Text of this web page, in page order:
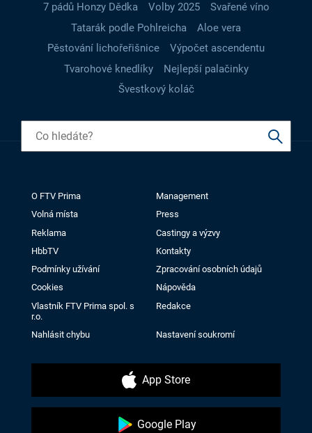
7 pádů Honzy Dědka
Volby 2025
Svařené víno
Tatarák podle Pohlreicha
Aloe vera
Pěstování lichořeřišnice
Výpočet ascendentu
Tvarohové knedlíky
Nejlepší palačinky
Švestkový koláč
O FTV Prima
Management
Volná místa
Press
Reklama
Castingy a výzvy
HbbTV
Kontakty
Podmínky užívání
Zpracování osobních údajů
Cookies
Nápověda
Vlastník FTV Prima spol. s
r.o.
Redakce
Nahlásit chybu Nastavení soukromí
App Store
Google Play